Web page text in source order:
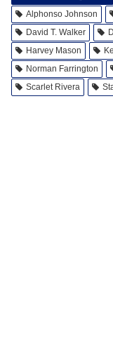
Alphonso Johnson
David T. Walker
Harvey Mason
Norman Farrington
Scarlet Rivera